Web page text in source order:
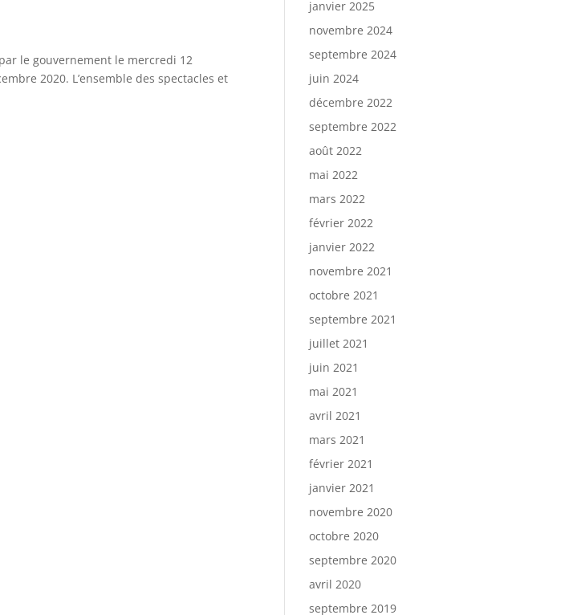
le gouvernement le mercredi 12
2020. L’ensemble des spectacles et
janvier 2025
novembre 2024
septembre 2024
juin 2024
décembre 2022
septembre 2022
août 2022
mai 2022
mars 2022
février 2022
janvier 2022
novembre 2021
octobre 2021
septembre 2021
juillet 2021
juin 2021
mai 2021
avril 2021
mars 2021
février 2021
janvier 2021
novembre 2020
octobre 2020
septembre 2020
avril 2020
septembre 2019